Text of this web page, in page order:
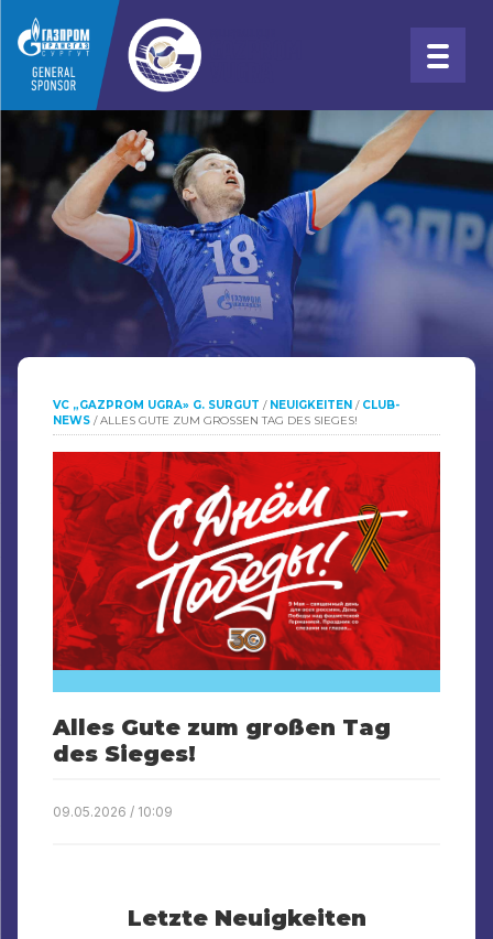
VC „GAZPROM UGRA» G. SURGUT / NEUIGKEITEN / CLUB-
NEWS /ALLES GUTE ZUM GROSSEN TAG DES SIEGES!
Alles Gute zum großen Tag
des Sieges!
09.05.2026 / 10:09
Letzte Neuigkeiten